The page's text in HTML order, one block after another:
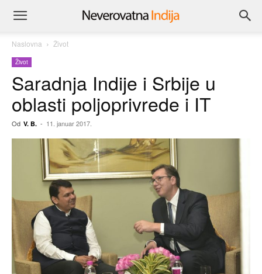
Naslovna Život
Život
Saradnja Indije i Srbije u
oblasti poljoprivrede i IT
Od V. B. - 11. januar 2017.